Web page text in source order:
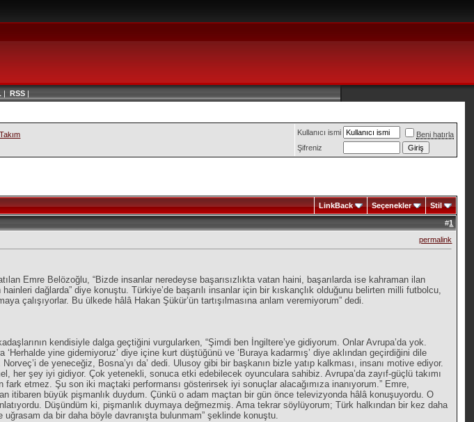
| RSS |
Kullanıcı ismi
Beni hatırla
Şifreniz
LinkBack Seçenekler Stil
#1
permalink
Emre Belözoğlu, “Bizde insanlar neredeyse başarısızlıkta vatan haini, başarılarda ise kahraman ilan
dağlarda” diye konuştu. Türkiye’de başarılı insanlar için bir kıskançlık olduğunu belirten milli futbolcu,
çalışıyorlar. Bu ülkede hâlâ Hakan Şükür’ün tartışılmasına anlam veremiyorum” dedi.
kendisiyle dalga geçtiğini vurgularken, “Şimdi ben İngiltere’ye gidiyorum. Onlar Avrupa’da yok.
yine gidemiyoruz’ diye içine kurt düştüğünü ve ‘Buraya kadarmış’ diye aklından geçirdiğini dile
de yeneceğiz, Bosna’yı da’ dedi. Ulusoy gibi bir başkanın bizle yatıp kalkması, insanı motive ediyor.
her şey iyi gidiyor. Çok yetenekli, sonuca etki edebilecek oyunculara sahibiz. Avrupa’da zayıf-güçlü takımı
etmez. Şu son iki maçtaki performansı gösterirsek iyi sonuçlar alacağımıza inanıyorum.” Emre,
itibaren büyük pişmanlık duydum. Çünkü o adam maçtan bir gün önce televizyonda hâlâ konuşuyordu. O
Düşündüm ki, pişmanlık duymaya değmezmiş. Ama tekrar söylüyorum; Türk halkından bir kez daha
da bir daha böyle davranışta bulunmam” şeklinde konuştu.